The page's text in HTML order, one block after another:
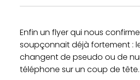
Enfin un flyer qui nous
soupçonnait déjà fortement :
changent de pseudo ou de
téléphone sur un coup de tête.